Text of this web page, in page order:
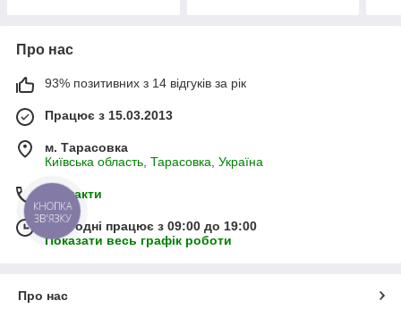
Про нас
93% позитивних з 14 відгуків за рік
Працює з 15.03.2013
м. Тарасовка
Київська область, Тарасовка, Україна
Контакти
Сьогодні працює з 09:00 до 19:00
Показати весь графік роботи
Про нас
КНОПКА
ЗВ'ЯЗКУ